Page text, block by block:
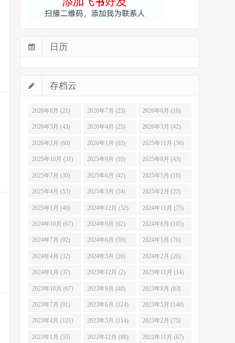
日历
存档云
2026年8月 (21) 2026年7月 (23) 2026年6月 (16)
2026年5月 (43) 2026年4月 (25) 2026年3月 (42)
2026年2月 (60) 2026年1月 (63) 2025年11月 (56)
2025年10月 (31) 2025年9月 (10) 2025年8月 (43)
2025年7月 (30) 2025年6月 (42) 2025年5月 (18)
2025年4月 (53) 2025年3月 (24) 2025年2月 (22)
2025年1月 (46) 2024年12月 (52) 2024年11月 (75)
2024年10月 (67) 2024年9月 (62) 2024年8月 (105)
2024年7月 (92) 2024年6月 (59) 2024年5月 (76)
2024年4月 (32) 2024年3月 (26) 2024年2月 (20)
2024年1月 (37) 2023年12月 (2) 2023年11月 (14)
2023年10月 (67) 2023年9月 (48) 2023年8月 (83)
2023年7月 (91) 2023年6月 (124) 2023年5月 (140)
2023年4月 (121) 2023年3月 (114) 2023年2月 (75)
2023年1月 (55) 2022年12月 (88) 2022年11月 (67)